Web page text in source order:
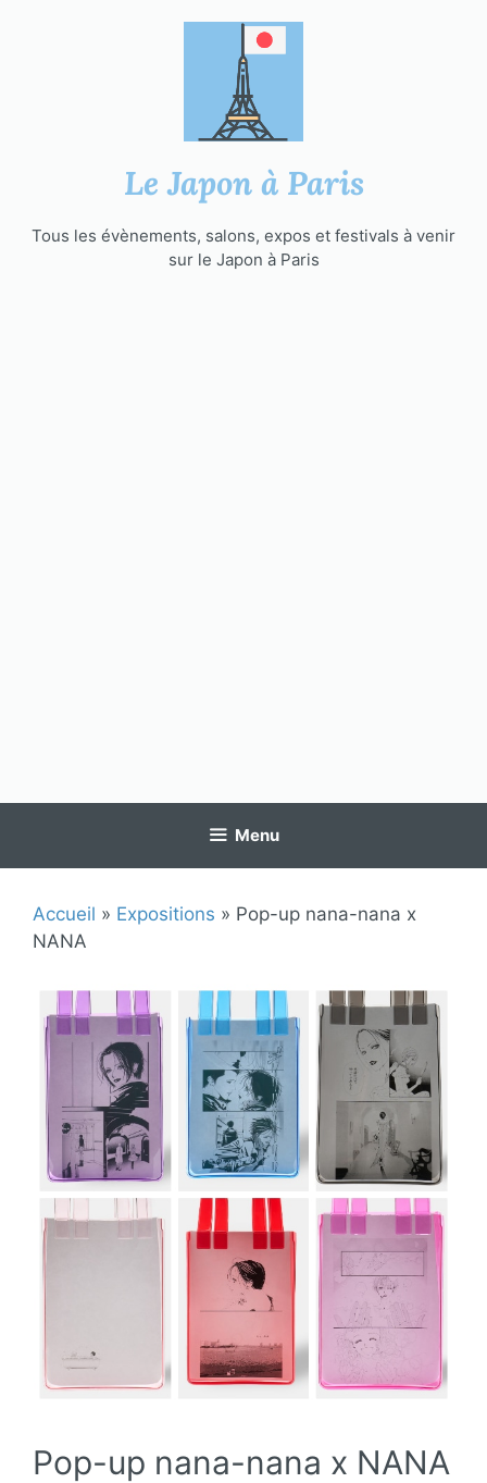
Le Japon à Paris
Tous les évènements, salons, expos et festivals à venir
sur le Japon à Paris
Menu
Accueil » Expositions » Pop-up nana-nana x
NANA
Pop-up nana-nana x NANA